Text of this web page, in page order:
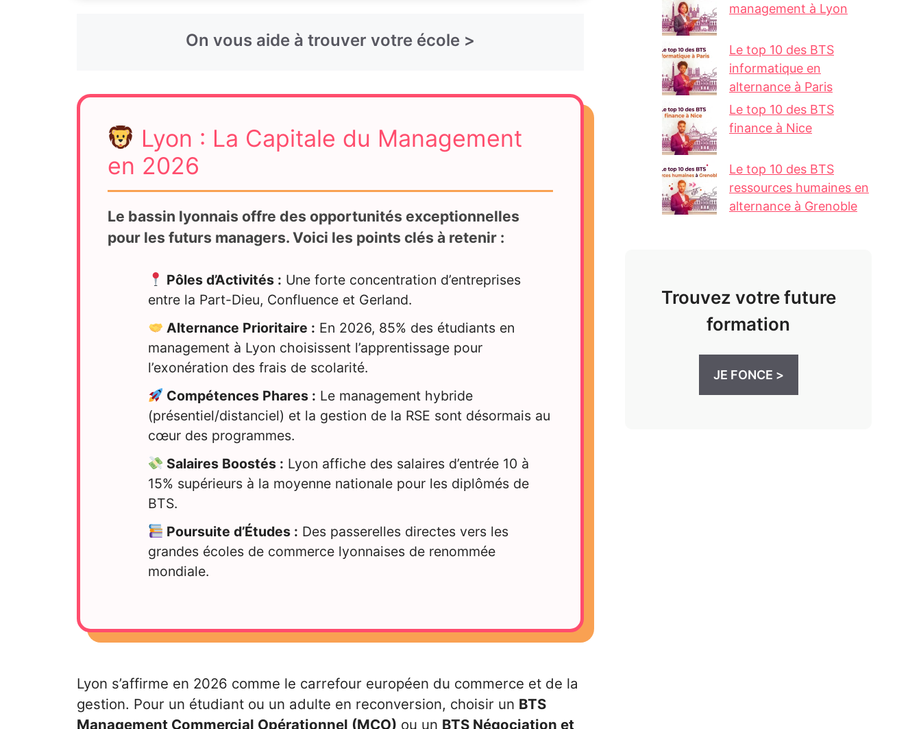
On vous aide à trouver votre école >
Lyon : La Capitale du Management
en 2026
Le bassin lyonnais offre des opportunités exceptionnelles
pour les futurs managers. Voici les points clés à retenir :
Pôles d’Activités : Une forte concentration d’entreprises
entre la Part-Dieu, Confluence et Gerland.
Alternance Prioritaire : En 2026, 85% des étudiants en
management à Lyon choisissent l’apprentissage pour
l’exonération des frais de scolarité.
Compétences Phares : Le management hybride
(présentiel/distanciel) et la gestion de la RSE sont désormais au
cœur des programmes.
Salaires Boostés : Lyon affiche des salaires d’entrée 10 à
15% supérieurs à la moyenne nationale pour les diplômés de
BTS.
Poursuite d’Études : Des passerelles directes vers les
grandes écoles de commerce lyonnaises de renommée
mondiale.
Lyon s’affirme en 2026 comme le carrefour européen du commerce et de la
gestion. Pour un étudiant ou un adulte en reconversion, choisir un BTS
Management Commercial Opérationnel (MCO) ou un BTS Négociation et
management à Lyon
Le top 10 des BTS
informatique en
alternance à Paris
Le top 10 des BTS
finance à Nice
Le top 10 des BTS
ressources humaines en
alternance à Grenoble
Trouvez votre future
formation
JE FONCE >